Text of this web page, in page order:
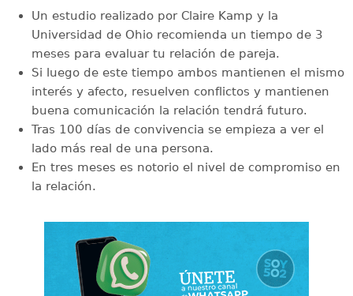
Un estudio realizado por Claire Kamp y la
Universidad de Ohio recomienda un tiempo de 3
meses para evaluar tu relación de pareja.
Si luego de este tiempo ambos mantienen el mismo
interés y afecto, resuelven conflictos y mantienen
buena comunicación la relación tendrá futuro.
Tras 100 días de convivencia se empieza a ver el
lado más real de una persona.
En tres meses es notorio el nivel de compromiso en
la relación.